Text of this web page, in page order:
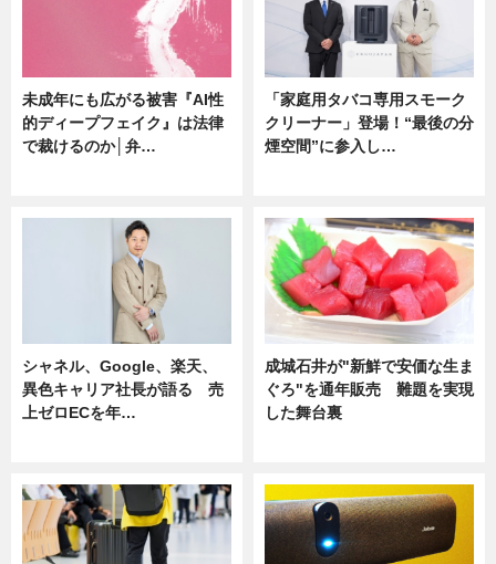
未成年にも広がる被害『AI性
的ディープフェイク』は法律
で裁けるのか│弁…
「家庭用タバコ専用スモーク
クリーナー」登場！“最後の分
煙空間”に参入し…
シャネル、Google、楽天、
異色キャリア社長が語る 売
上ゼロECを年…
成城石井が"新鮮で安価な生ま
ぐろ"を通年販売 難題を実現
した舞台裏